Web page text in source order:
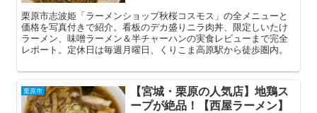
栗原市志波姫「ラーメンショップ秋桜コスモス」の全メニューと
価格を写真付きで紹介。看板のデカ盛りニラ肉丼、限定しいたけ
ラーメン、味噌ラーメン＆半チャーハンの実食レビューまで完全
レポート。定休日は毎週月曜日、くりこま高原駅から徒歩圏内。
栗原市
【宮城・栗原の人気店】地鶏ス
ープが絶品！【西屋ラーメン】